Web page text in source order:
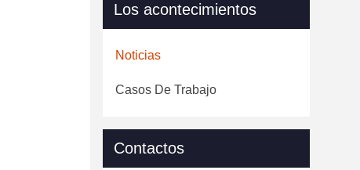
Los acontecimientos
Noticias
Casos De Trabajo
Contactos